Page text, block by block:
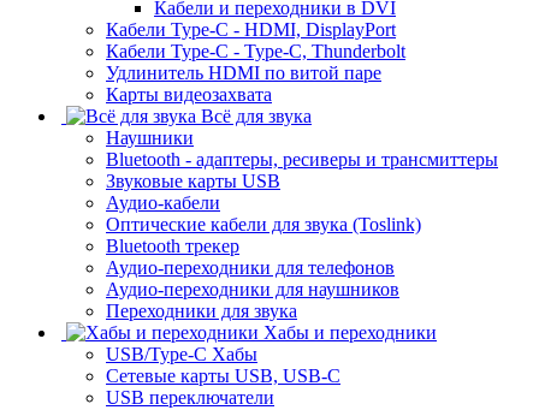
Кабели и переходники в DVI
Кабели Type-C - HDMI, DisplayPort
Кабели Type-C - Type-C, Thunderbolt
Удлинитель HDMI по витой паре
Карты видеозахвата
Всё для звука
Наушники
Bluetooth - адаптеры, ресиверы и трансмиттеры
Звуковые карты USB
Аудио-кабели
Оптические кабели для звука (Toslink)
Bluetooth трекер
Аудио-переходники для телефонов
Аудио-переходники для наушников
Переходники для звука
Хабы и переходники
USB/Type-C Хабы
Сетевые карты USB, USB-C
USB переключатели